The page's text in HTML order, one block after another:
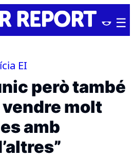
EI
però també
vendre molt
amb